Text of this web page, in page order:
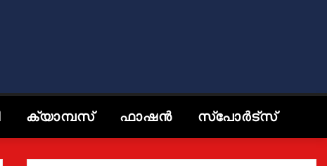
ക്യാമ്പസ് ഫാഷൻ സ്പോർട്സ്